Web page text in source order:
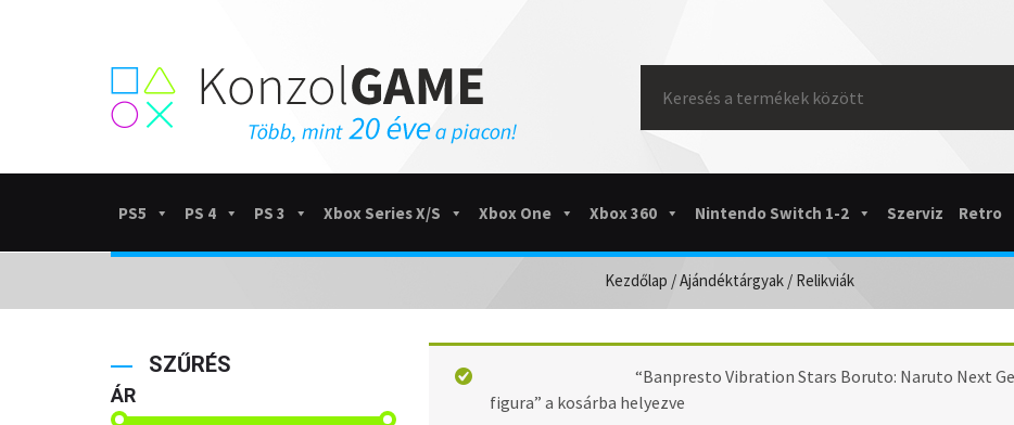
for:
PS5 PS 4 PS 3 Xbox Series X/S Xbox One Xbox 360 Nintendo Switch 1-2 Szerviz Retro
Kezdőlap /Ajándéktárgyak / Relikviák
SZŰRÉS
ÁR
“Banpresto Vibration Stars Boruto: Naruto Next
figura” a kosárba helyezve